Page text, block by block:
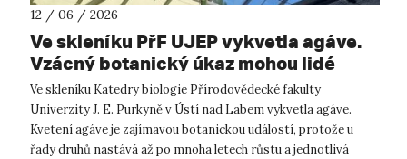
12 / 06 / 2026
Ve skleníku PřF UJEP vykvetla agáve.
Vzácný botanický úkaz mohou lidé
spatřit během výstavy kaktusů a
sukulentů
Ve skleníku Katedry biologie Přírodovědecké fakulty
Univerzity J. E. Purkyně v Ústí nad Labem vykvetla agáve.
Kvetení agáve je zajímavou botanickou událostí, protože u
řady druhů nastává až po mnoha letech růstu a jednotlivá